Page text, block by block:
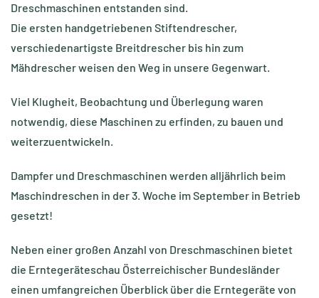
Dreschmaschinen entstanden sind.
Die ersten handgetriebenen Stiftendrescher,
verschiedenartigste Breitdrescher bis hin zum
Mähdrescher weisen den Weg in unsere Gegenwart.
Viel Klugheit, Beobachtung und Überlegung waren
notwendig, diese Maschinen zu erfinden, zu bauen und
weiterzuentwickeln.
Dampfer und Dreschmaschinen werden alljährlich beim
Maschindreschen in der 3. Woche im September in Betrieb
gesetzt!
Neben einer großen Anzahl von Dreschmaschinen bietet
die Erntegeräteschau Österreichischer Bundesländer
einen umfangreichen Überblick über die Erntegeräte von